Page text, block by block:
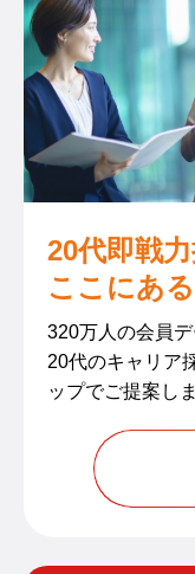
20代即戦
ここにある
320万人の会員
20代のキャリア
ップでご提案しま